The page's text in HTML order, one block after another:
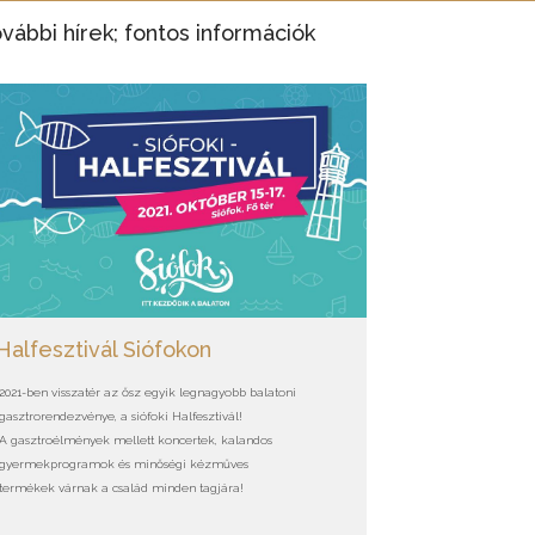
hírek; fontos információk
Siófokon
2021-ben visszatér az ősz egyik legnagyobb balatoni
gasztrorendezvénye, a siófoki Halfesztivál!
A gasztroélmények mellett koncertek, kalandos
gyermekprogramok és minőségi kézműves
termékek várnak a család minden tagjára!